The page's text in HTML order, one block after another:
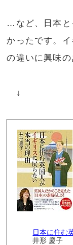
…など、日本と
かったです。
の違いに興味
↓
日本に住む
井形 慶子